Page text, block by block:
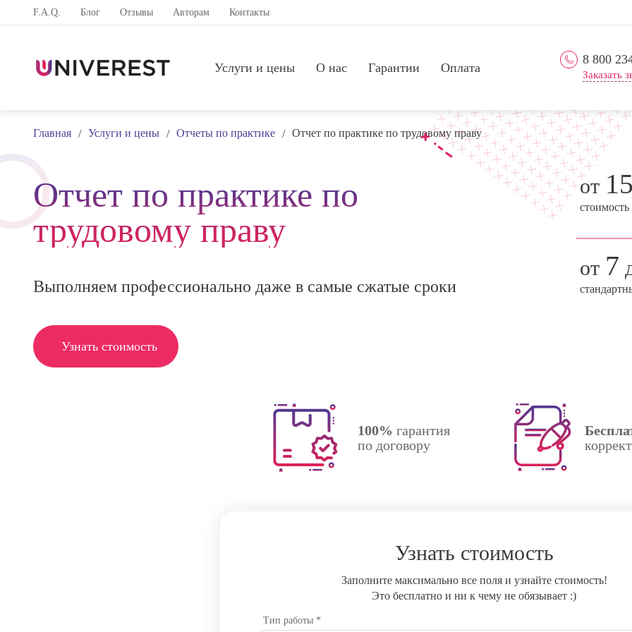
F.A.Q. Блог Отзывы Авторам Контакты
Услуги и цены О нас Гарантии Оплата
8 800
Заказать
Главная / Услуги и цены / Отчеты по практике / Отчет по практике по трудовому праву
Отчет по практике по
трудовому праву
Выполняем профессионально даже в самые сжатые сроки
Узнать стоимость
от
стоимость
от 7
100% гарантия
по договору
Узнать стоимость
Заполните максимально все поля и узнайте стоимость!
Это бесплатно и ни к чему не обязывает :)
Тип работы *